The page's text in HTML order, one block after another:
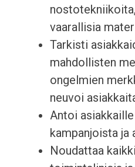
vaarallisia
Tarkisti
mahdollisten
ongelmien
neuvoi
Antoi
kampanjoista ja
Noudattaa